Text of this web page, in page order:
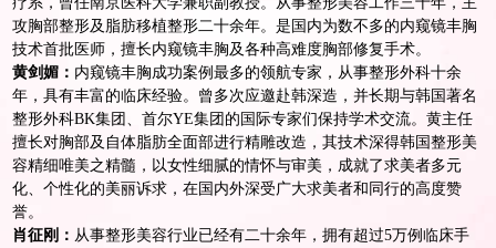
攻胸部整形及脂肪移植整形二十余年。是国内为数不多的内窥镜丰胸
技术首批医师，擅长内窥镜丰胸及各种高难度胸部修复手术。
黄剑媚： 内窥镜丰胸成功案例最多的领航专家，从事整形外科十余
年，具有丰富的临床经验。曾多次应邀赴韩深造，并长期与韩国著名
整形外科BK集团、首尔YE集团的国际专家们保持学术交流。黄主任
擅长对胸部及 自体脂肪全面部进行精雕改造，其技术深得韩国整形美
容精细唯美之精髓，以女性细腻的情怀与审美，成就了求美者多元
化、个性化的美丽诉求，在国内外深受广大求美者和同行的高度赞
誉。
肖征刚： 从事整形美容行业已经有二十余年，拥有超过5万例临床手